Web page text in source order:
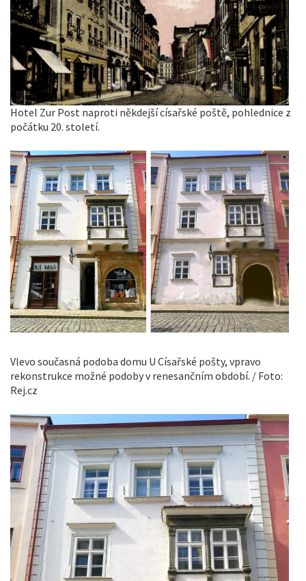
Hotel Zur Post naproti někdejší císařské poště, pohlednice z
počátku 20. století.
Vlevo současná podoba domu U Císařské pošty, vpravo
rekonstrukce možné podoby v renesančním období. / Foto:
Rej.cz